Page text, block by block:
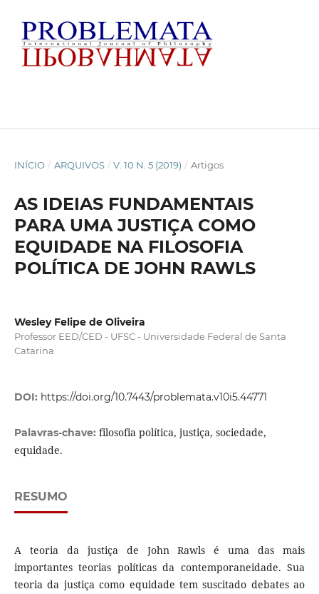
INÍCIO / ARQUIVOS / V. 10 N. 5 (2019) / Artigos
AS IDEIAS FUNDAMENTAIS
PARA UMA JUSTIÇA COMO
EQUIDADE NA FILOSOFIA
POLÍTICA DE JOHN RAWLS
Wesley Felipe de Oliveira
Professor EED/CED - UFSC - Universidade Federal de Santa
Catarina
DOI: https://doi.org/10.7443/problemata.v10i5.44771
Palavras-chave: filosofia política, justiça, sociedade,
equidade.
RESUMO
A teoria da justiça de John Rawls é uma das mais
importantes teorias políticas da contemporaneidade. Sua
teoria da justiça como equidade tem suscitado debates ao